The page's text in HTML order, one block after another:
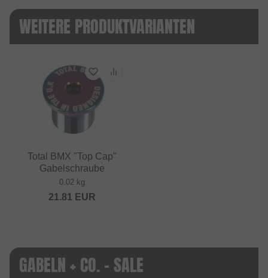
WEITERE PRODUKTVARIANTEN
Total BMX "Top Cap"
Gabelschraube
0.02 kg
21.81 EUR
GABELN + CO. - SALE